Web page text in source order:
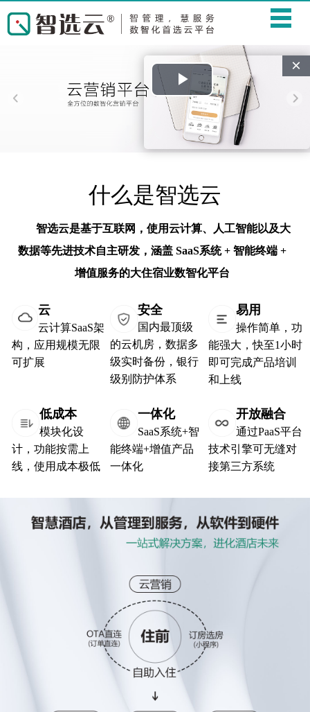
什么是智选云
智选云是基于互联网，使用云计算、人工智能以及大
数据等先进技术自主研发，涵盖 SaaS系统 + 智能终端 +
增值服务的大住宿业数智化平台
云
云计算SaaS架
构，应用规模无限
可扩展
安全
国内最顶级
的云机房，数据多
级实时备份，银行
级别防护体系
易用
操作简单，功
能强大，快至1小时
即可完成产品培训
和上线
低成本
模块化设
计，功能按需上
线，使用成本极低
一体化
SaaS系统+智
能终端+增值产品
一体化
开放融合
通过PaaS平台
技术引擎可无缝对
接第三方系统
Play
Video
×